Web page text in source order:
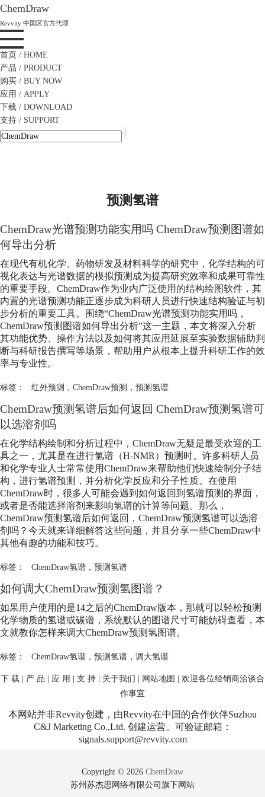
ChemDraw
Revvity 中国区官方代理
首页 / HOME
产品 / PRODUCT
购买 / BUY NOW
应用 / APPLY
下载 / DOWNLOAD
支持 / SUPPORT
预测氢谱
ChemDraw光谱预测功能实用吗 ChemDraw预测图谱如
何导出分析
在现代有机化学、药物研发及材料科学的研究中，化学结构的可
视化表达与光谱数据的模拟预测成为提高研究效率和成果可靠性
的重要手段。ChemDraw作为业内广泛使用的结构绘图软件，其
内置的光谱预测功能正逐步成为科研人员进行快速结构验证与初
步分析的重要工具。围绕“ChemDraw光谱预测功能实用吗，
ChemDraw预测图谱如何导出分析”这一主题，本文将深入分析
其功能优势、操作方法以及如何将其应用延展至实验数据辅助判
断与科研报告撰写等场景，帮助用户从根本上提升科研工作的效
率与专业性。
标签： 红外预测 ， ChemDraw预测 ， 预测氢谱
ChemDraw预测氢谱后如何返回 ChemDraw预测氢谱可
以选溶剂吗
在化学结构绘制和分析过程中，ChemDraw无疑是最受欢迎的工
具之一，尤其是在进行氢谱（H-NMR）预测时。许多科研人员
和化学专业人士常常使用ChemDraw来帮助他们快速绘制分子结
构，进行氢谱预测，并分析化学反应和分子性质。在使用
ChemDraw时，很多人可能会遇到如何返回到氢谱预测的界面，
或者是否能选择溶剂来影响氢谱的计算等问题。那么，
ChemDraw预测氢谱后如何返回，ChemDraw预测氢谱可以选溶
剂吗？今天就来详细解答这些问题，并且分享一些ChemDraw中
其他有趣的功能和技巧。
标签： ChemDraw氢谱， 预测氢谱
如何调大ChemDraw预测氢图谱？
如果用户使用的是14之后的ChemDraw版本，那就可以轻松预测
化学物质的氢谱或碳谱，系统默认的图谱尺寸可能妨碍查看，本
文就教你怎样来调大ChemDraw预测氢图谱。
标签： ChemDraw氢谱， 预测氢谱， 调大氢谱
下 载 | 产 品 | 应 用 | 支 持 | 关于我们 | 网站地图 | 欢迎各位经销商洽谈合
作事宜
本网站并非Revvity创建，由Revvity在中国的合作伙伴Suzhou
C&J Marketing Co.,Ltd. 创建运营。可验证邮箱：
signals.support@revvity.com
Copyright © 2026 ChemDraw
苏州苏杰思网络有限公司旗下网站